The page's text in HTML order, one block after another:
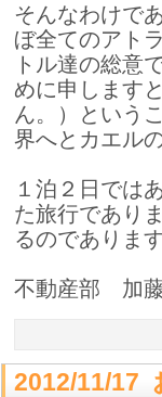
そんなわけで
ぼ全てのアト
トル達の総意
めに申します
ん。）という
界へとカエル
１泊２日では
た旅行であり
るのでありま
不動産部 加
2012/11/17